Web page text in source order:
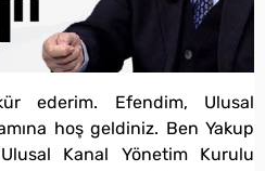
ederim. Efendim, Ulusal
hoş geldiniz. Ben Yakup
Kanal Yönetim Kurulu